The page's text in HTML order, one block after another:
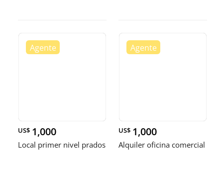
US$ 1,000
Local primer nivel prados
US$ 1,000
Alquiler oficina comercial